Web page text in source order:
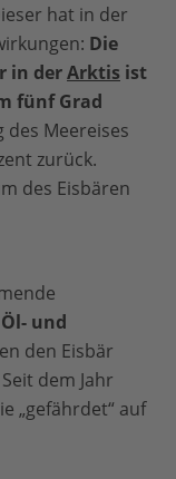
hat in der
Die
in derArktis ist
fünf Grad
des Meereises
zurück.
des Eisbären
Öl- und
den Eisbär
dem Jahr
„gefährdet“ auf